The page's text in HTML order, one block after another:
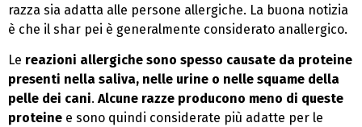
razza sia adatta alle persone allergiche. La buona notizia
è che il shar pei è generalmente considerato anallergico.
Le reazioni allergiche sono spesso causate da proteine
presenti nella saliva, nelle urine o nelle squame della
pelle dei cani. Alcune razze producono meno di queste
proteine e sono quindi considerate più adatte per le